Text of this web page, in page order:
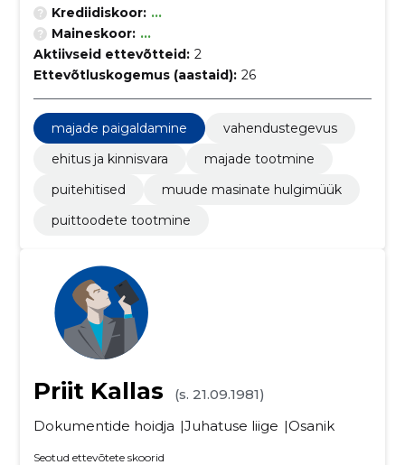
Krediidiskoor: ...
Maineskoor: ...
Aktiivseid ettevõtteid: 2
Ettevõtluskogemus (aastaid): 26
majade paigaldamine
vahendustegevus
ehitus ja kinnisvara
majade tootmine
puitehitised
muude masinate hulgimüük
puittoodete tootmine
Priit Kallas
(s. 21.09.1981)
Dokumentide hoidja
Juhatuse liige Osanik
Seotud ettevõtete skoorid